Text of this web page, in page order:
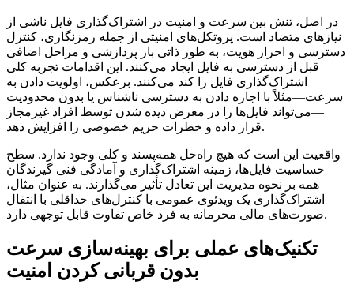
در اصل، تنش بین سرعت و امنیت در اشتراک‌گذاری فایل ناشی از
نیازهای متضاد است. پروتکل‌های امنیتی از جمله رمزنگاری، کنترل
دسترسی و احراز هویت، به طور ذاتی بار پردازشی و مراحل اضافی
قبل از دسترسی به فایل ایجاد می‌کنند. این اقدامات تجربه کلی
اشتراک‌گذاری فایل را کند می‌کنند. برعکس، اولویت دادن به
سرعت—مثلاً با اجازه دادن به دسترسی ناشناس یا بدون محدودیت
—می‌تواند فایل‌ها را در معرض دیده شدن توسط افراد غیرمجاز
قرار داده و خطرات حریم خصوصی را افزایش دهد.
واقعیت این است که هیچ راه‌حل همه‌پسند و کلی وجود ندارد. سطح
حساسیت فایل‌ها، زمینه اشتراک‌گذاری و آمادگی فنی گیرندگان
همه بر نحوه مدیریت این تعادل تأثیر می‌گذارند. به عنوان مثال،
اشتراک‌گذاری یک ویدئوی عمومی با کنترل‌های حداقلی با انتقال
صورت‌های مالی محرمانه به فرد خاص تفاوت قابل توجهی دارد.
تکنیک‌های عملی برای بهینه‌سازی سرعت
بدون قربانی کردن امنیت